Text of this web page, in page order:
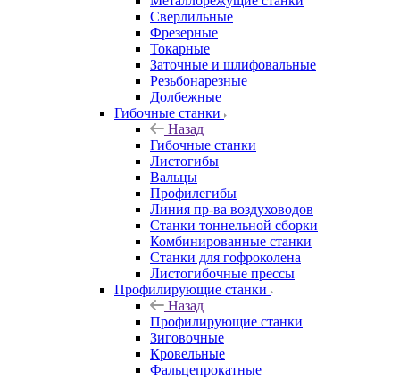
Сверлильные
Фрезерные
Токарные
Заточные и шлифовальные
Резьбонарезные
Долбежные
Гибочные станки
Назад
Гибочные станки
Листогибы
Вальцы
Профилегибы
Линия пр-ва воздуховодов
Станки тоннельной сборки
Комбинированные станки
Станки для гофроколена
Листогибочные прессы
Профилирующие станки
Назад
Профилирующие станки
Зиговочные
Кровельные
Фальцепрокатные